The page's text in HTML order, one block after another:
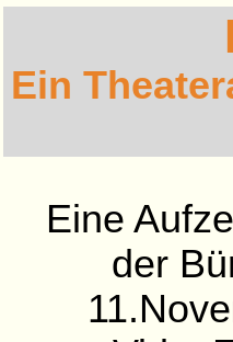
Ein
Eine
der